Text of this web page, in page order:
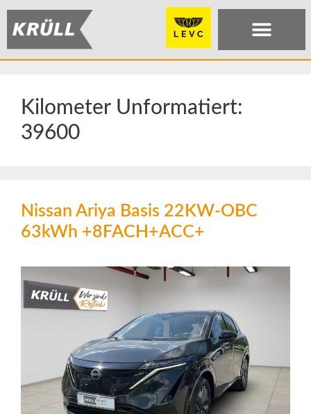
Kilometer Unformatiert:
39600
Nissan Ariya Basis 22KW-OBC
63kWh +8FACH+ACC+